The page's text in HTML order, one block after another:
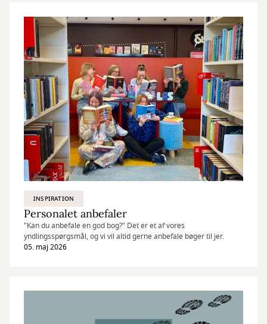
INSPIRATION
Personalet anbefaler
"Kan du anbefale en god bog?" Det er et af vores
yndlingsspørgsmål, og vi vil altid gerne anbefale bøger til jer.
05. maj 2026